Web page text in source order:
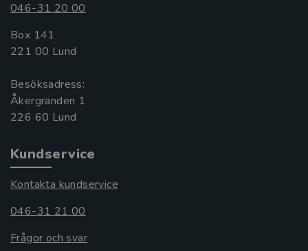
046-31 20 00
Box 141
221 00 Lund
Besöksadress:
Åkergränden 1
Kundservice
Kontakta kundservice
046-31 21 00
Frågor och svar